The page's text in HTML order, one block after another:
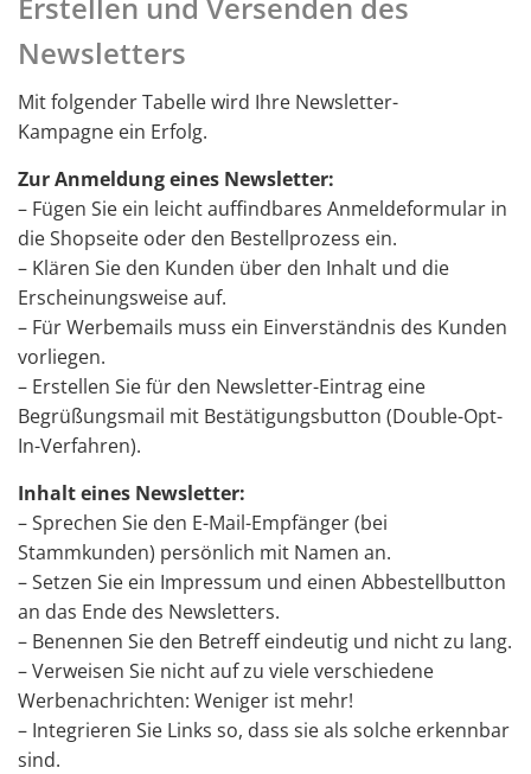
Newsletters
Mit folgender Tabelle wird Ihre Newsletter-
Kampagne ein Erfolg.
Zur Anmeldung eines Newsletter:
– Fügen Sie ein leicht auffindbares Anmeldeformular in
die Shopseite oder den Bestellprozess ein.
– Klären Sie den Kunden über den Inhalt und die
Erscheinungsweise auf.
– Für Werbemails muss ein Einverständnis des Kunden
vorliegen.
– Erstellen Sie für den Newsletter-Eintrag eine
Begrüßungsmail mit Bestätigungsbutton (Double-Opt-
In-Verfahren).
Inhalt eines Newsletter:
– Sprechen Sie den E-Mail-Empfänger (bei
Stammkunden) persönlich mit Namen an.
– Setzen Sie ein Impressum und einen Abbestellbutton
an das Ende des Newsletters.
– Benennen Sie den Betreff eindeutig und nicht zu lang.
– Verweisen Sie nicht auf zu viele verschiedene
Werbenachrichten: Weniger ist mehr!
– Integrieren Sie Links so, dass sie als solche erkennbar
sind.